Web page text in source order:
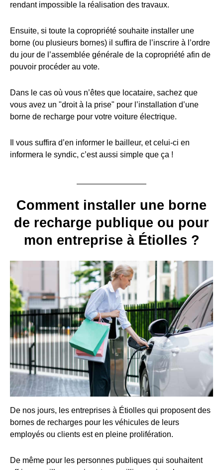
rendant impossible la réalisation des travaux.
Ensuite, si toute la copropriété souhaite installer une
borne (ou plusieurs bornes) il suffira de l’inscrire à l’ordre
du jour de l’assemblée générale de la copropriété afin de
pouvoir procéder au vote.
Dans le cas où vous n’êtes que locataire, sachez que
vous avez un "droit à la prise" pour l’installation d’une
borne de recharge pour votre voiture électrique.
Il vous suffira d’en informer le bailleur, et celui-ci en
informera le syndic, c’est aussi simple que ça !
Comment installer une borne
de recharge publique ou pour
mon entreprise à Étiolles ?
De nos jours, les entreprises à Étiolles qui proposent des
bornes de recharges pour les véhicules de leurs
employés ou clients est en pleine prolifération.
De même pour les personnes publiques qui souhaitent